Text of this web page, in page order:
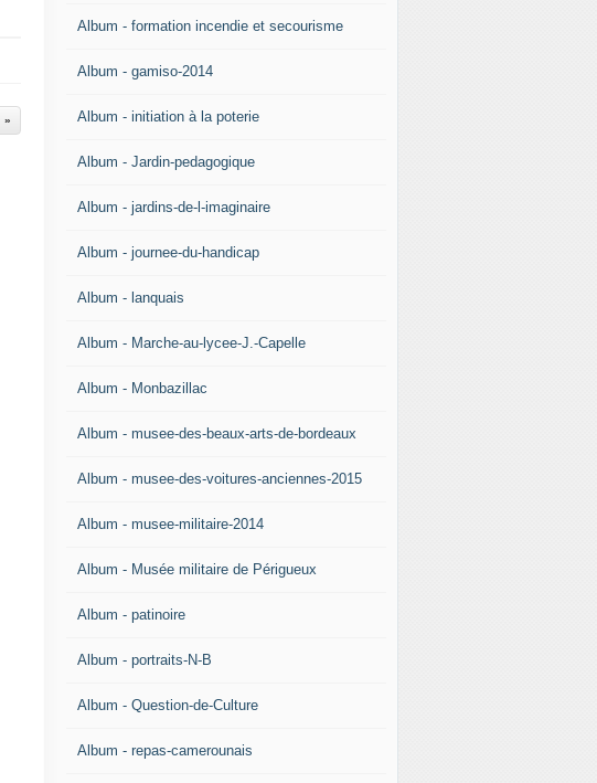
Album - formation incendie et secourisme
Album - gamiso-2014
Album - initiation à la poterie
Album - Jardin-pedagogique
Album - jardins-de-l-imaginaire
Album - journee-du-handicap
Album - lanquais
Album - Marche-au-lycee-J.-Capelle
Album - Monbazillac
Album - musee-des-beaux-arts-de-bordeaux
Album - musee-des-voitures-anciennes-2015
Album - musee-militaire-2014
Album - Musée militaire de Périgueux
Album - patinoire
Album - portraits-N-B
Album - Question-de-Culture
Album - repas-camerounais